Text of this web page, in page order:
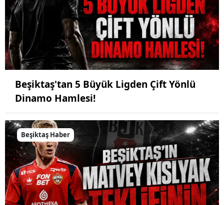
Beşiktaş'tan 5 Büyük Ligden Çift Yönlü
Dinamo Hamlesi!
Beşiktaş Haber